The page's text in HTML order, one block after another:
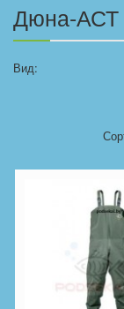
Дюна-АСТ
Вид: